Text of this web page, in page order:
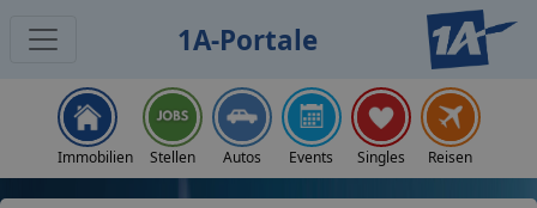
1A-Portale
Immobilien Stellen Autos Events Singles Reisen